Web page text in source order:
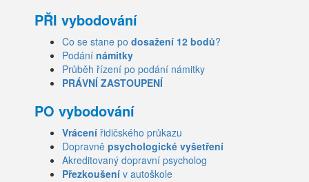
PŘI vybodování
Co se stane po dosažení 12 bodů?
Podání námitky
Průběh řízení po podání námitky
PRÁVNÍ ZASTOUPENÍ
PO vybodování
Vrácení řidičského průkazu
Dopravně psychologické vyšetření
Akreditovaný dopravní psycholog
Přezkoušení v autoškole